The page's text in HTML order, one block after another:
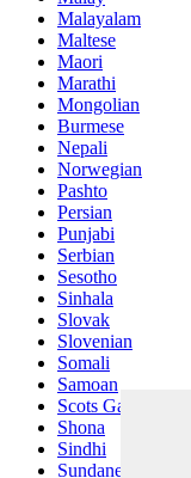
Malayalam
Maltese
Maori
Marathi
Mongolian
Burmese
Nepali
Norwegian
Pashto
Persian
Punjabi
Serbian
Sesotho
Sinhala
Slovak
Slovenian
Somali
Samoan
Scots Gaelic
Shona
Sindhi
Sundanese